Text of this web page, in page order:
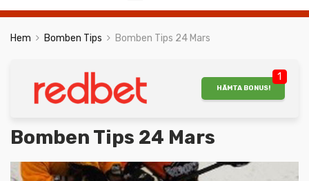
Hem Bomben Tips Bomben Tips 24 Mars
1
HÄMTA BONUS!
Bomben Tips 24 Mars